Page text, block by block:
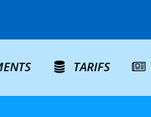
TARIFS